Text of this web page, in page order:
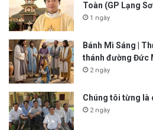
Toàn (GP Lạng
1 ngày
Bánh Mì Sáng |
thánh đường Đức
2 ngày
Chúng tôi từng là
2 ngày